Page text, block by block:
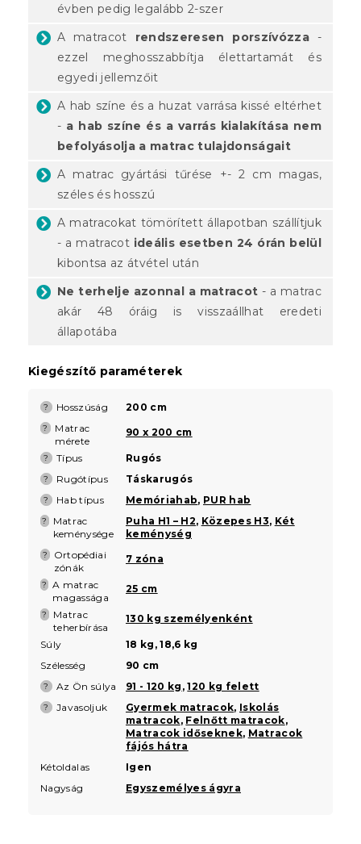
évben pedig legalább 2-szer
A matracot rendszeresen porszívózza-
ezzel meghosszabbítja élettartamát és
egyedi jellemzőit
A hab színe és a huzat varrása kissé eltérhet
- a hab színe és a varrás kialakítása nem
befolyásolja a matrac tulajdonságait
A matrac gyártási tűrése +- 2 cm magas,
széles és hosszú
A matracokat tömörített állapotban szállítjuk
- a matracot ideális esetben 24 órán belül
kibontsa az átvétel után
Ne terhelje azonnal a matracot - a matrac
akár 48 óráig is visszaállhat eredeti
állapotába
Kiegészítő paraméterek
? Hosszúság 200 cm
?
Matrac
mérete
90 x 200 cm
? Típus Rugós
? Rugótípus Táskarugós
? Hab típus Memóriahab, PUR hab
?
Matrac
keménysége
Puha H1 – H2, Közepes H3, Két
keménység
?
Ortopédiai
zónák
7 zóna
?
A matrac
magassága
25 cm
?
Matrac
teherbírása
130 kg személyenként
Súly
18 kg, 18,6 kg
Szélesség
90 cm
? Az Ön súlya 91 - 120 kg ,120 kg felett
? Javasoljuk Gyermek matracok, Iskolás
matracok, Felnőtt matracok,
Matracok időseknek, Matracok
fájós hátra
Kétoldalas
Igen
Nagyság
Egyszemélyes ágyra